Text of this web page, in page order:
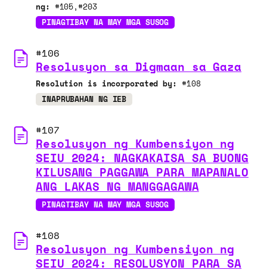
ng: #105
#203
PINAGTIBAY NA MAY MGA SUSOG
#106
Resolusyon sa Digmaan sa Gaza
Resolution is incorporated by: #108
INAPRUBAHAN NG IEB
#107
Resolusyon ng Kumbensiyon ng
SEIU 2024: NAGKAKAISA SA BUONG
KILUSANG PAGGAWA PARA MAPANALO
ANG LAKAS NG MANGGAGAWA
PINAGTIBAY NA MAY MGA SUSOG
#108
Resolusyon ng Kumbensiyon ng
SEIU 2024: RESOLUSYON PARA SA